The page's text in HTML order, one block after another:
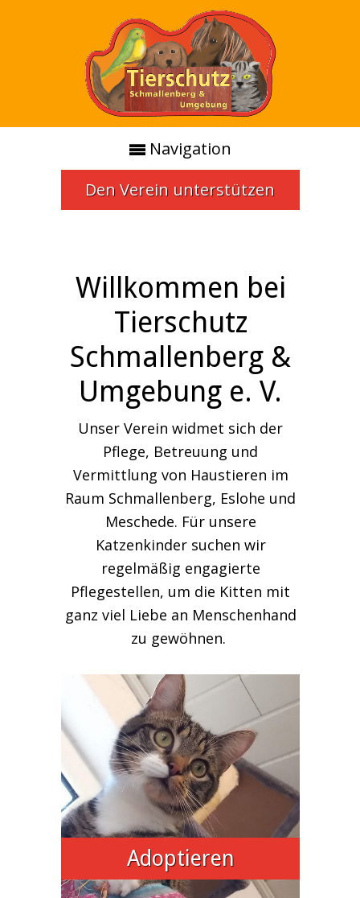
Navigation
Den Verein unterstützen
Willkommen bei
Tierschutz
Schmallenberg &
Umgebung e. V.
Unser Verein widmet sich der
Pflege, Betreuung und
Vermittlung von Haustieren im
Raum Schmallenberg, Eslohe und
Meschede. Für unsere
Katzenkinder suchen wir
regelmäßig engagierte
Pflegestellen, um die Kitten mit
ganz viel Liebe an Menschenhand
zu gewöhnen.
Adoptieren